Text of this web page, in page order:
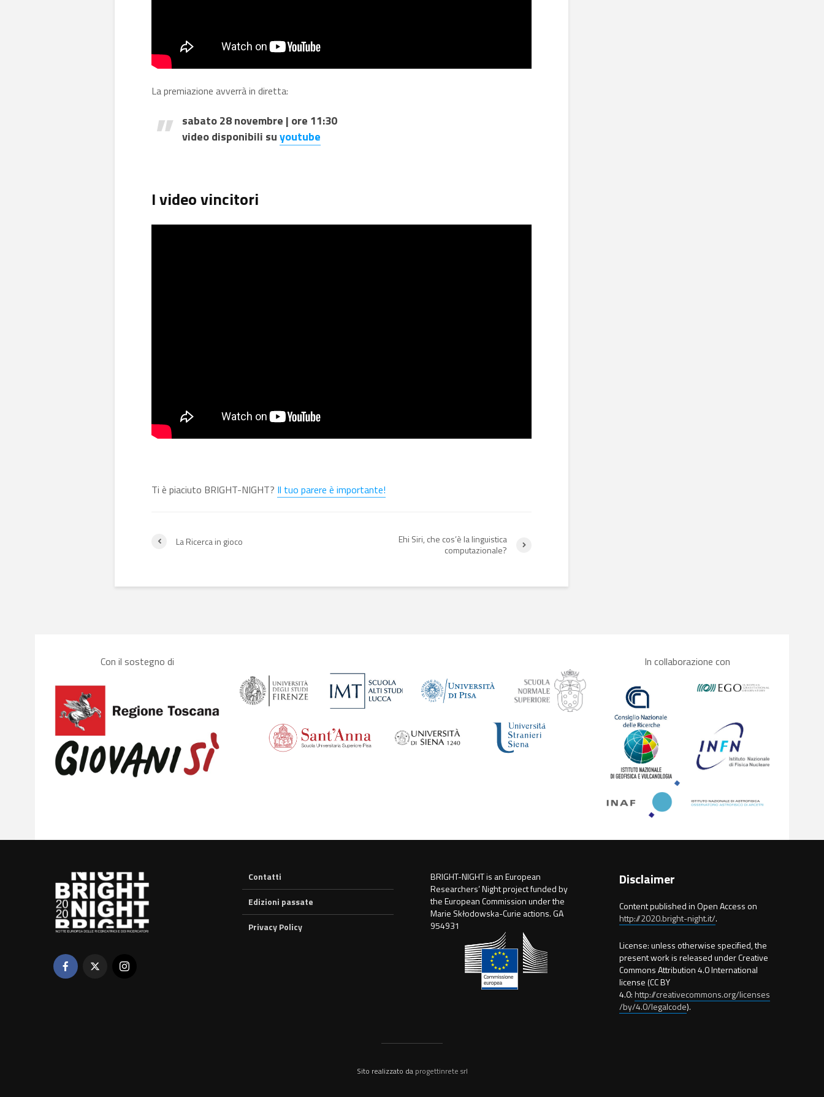
La premiazione avverrà in diretta:
sabato 28 novembre | ore 11:30
video disponibili suyoutube
I video vincitori
Ti è piaciuto BRIGHT-NIGHT? Il tuo parere è importante!
La Ricerca in gioco
Ehi Siri, che cos’è la linguistica
computazionale?
Con il sostegno di In collaborazione con
Contatti
Edizioni passate
Privacy Policy
BRIGHT-NIGHT is an European
Researchers’ Night project funded by
the European Commission under the
Marie Skłodowska-Curie actions. GA
954931
Disclaimer
Content published in Open Access on
http://2020.bright-night.it/.
License: unless otherwise specified, the
present work is released under Creative
Commons Attribution 4.0 International
license (CC BY
4.0:http://creativecommons.org/licenses
/by/4.0/legalcode).
Sito realizzato da progettinrete srl